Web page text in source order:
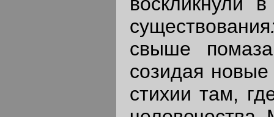
существования
свыше
созидая
стихии там,